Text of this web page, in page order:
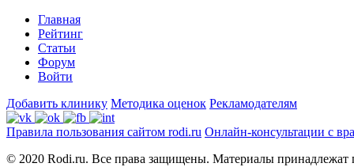
Главная
Рейтинг
Статьи
Форум
Войти
Добавить клинику Методика оценок Рекламодателям
Правила пользования сайтом rodi.ru Онлайн-консультации с
© 2020 Rodi.ru. Все права защищены. Материалы принадлежат